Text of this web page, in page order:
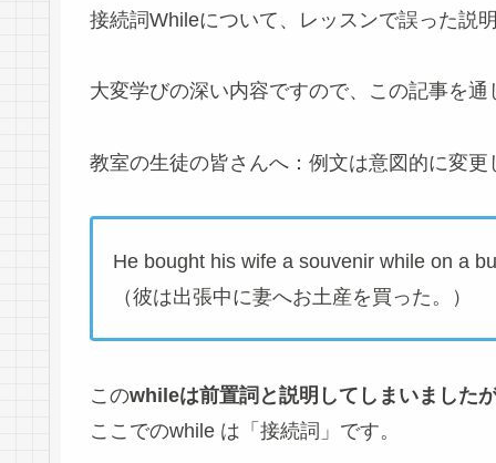
接続詞Whileについて、レッスンで誤った説
大変学びの深い内容ですので、この記事を
教室の生徒の皆さんへ：例文は意図的に変更
He bought his wife a souvenir while on a
（彼は出張中に妻へお土産を買った。）
このwhileは前置詞と説明してしまいました
ここでのwhile は「接続詞」です。